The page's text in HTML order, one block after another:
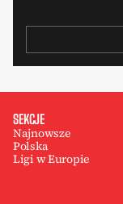
SEKCJE
Najnowsze
Polska
Ligi w Europie